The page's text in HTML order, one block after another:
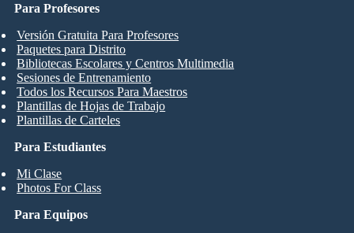
Para Estudiantes
Mi Clase
Photos For Class
Para Profesores
Versión Gratuita Para Profesores
Paquetes para Distrito
Bibliotecas Escolares y Centros Multimedia
Sesiones de Entrenamiento
Todos los Recursos Para Maestros
Plantillas de Hojas de Trabajo
Plantillas de Carteles
Para Equipos